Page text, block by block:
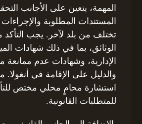
المهمة، يتعين على الأجانب
المستندات المطلوبة والإجراءات
تختلف من بلد لآخر. يجب
الوثائق، بما في ذلك شهادات
الإدارية، وشهادات عدم ممانعة
والدليل على الإقامة في أنغولا.
استشارة محامٍ محلي مختص
للمتطلبات القانونية.